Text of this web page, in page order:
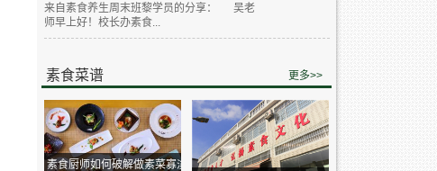
来自素食养生周末班黎学员的分享： 吴老
师早上好！校长办素食...
素食菜谱 更多>>
素食厨师如何破解做素菜寡淡